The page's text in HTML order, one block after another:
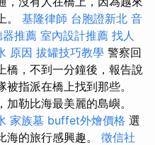
。 基隆律師 台胞證新北 音
器推薦 室內設計推薦 找人
原因 拔罐技巧教學 警察回
橋，不到一分鐘後，報告說
指派在橋上找到那些。
勒比海最美麗的島嶼。
家族墓 buffet外燴價格 選
海的旅行感興趣。 徵信社